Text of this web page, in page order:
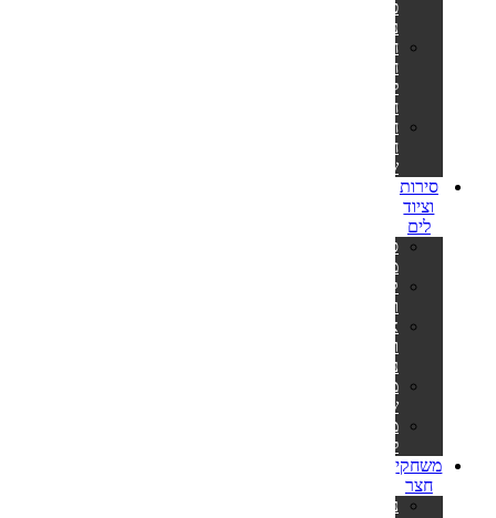
פילטר
נייר
חלקי
חילוף
למשאבות
חול
חלקי
חילוף
שונים
סירות
וציוד
לים
סירות
מתנפחות
קיאקים
וסאפים
אביזרים
וציוד
נלווה
משקפות
שחייה
מטקות
לים
משחקי
חצר
נדנדות